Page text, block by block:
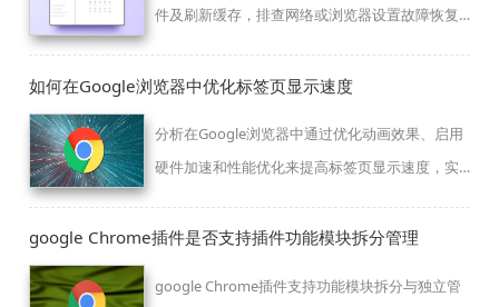
件及刷新缓存，排查网络或浏览器设置故障恢复
如何在Google浏览器中优化标签页显示速度
分析在Google浏览器中通过优化动画效果、启用
硬件加速和性能优化来提高标签页显示速度，实
google Chrome插件是否支持插件功能模块拆分管理
google Chrome插件支持功能模块拆分与独立管